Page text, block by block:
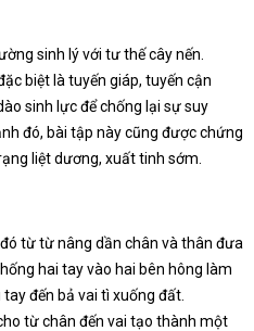
sinh lý với tư thế cây nến.
biệt là tuyến giáp, tuyến cận
sinh lực để chống lại sự suy
đó, bài tập này cũng được chứng
liệt dương, xuất tinh sớm.
từ từ nâng dần chân và thân đưa
hai tay vào hai bên hông làm
đến bả vai tì xuống đất.
từ chân đến vai tạo thành một